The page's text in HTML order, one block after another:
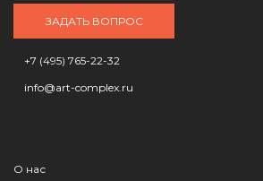
ЗАДАТЬ ВОПРОС
+7 (495) 765-22-32
info@art-complex.ru
О нас